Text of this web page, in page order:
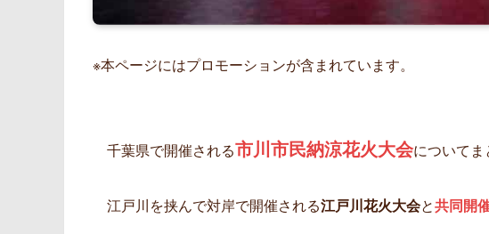
※本ページにはプロモーションが含まれています。
千葉県で開催される市川市民納涼花火大会についてま
江戸川を挟んで対岸で開催される江戸川花火大会と共同開